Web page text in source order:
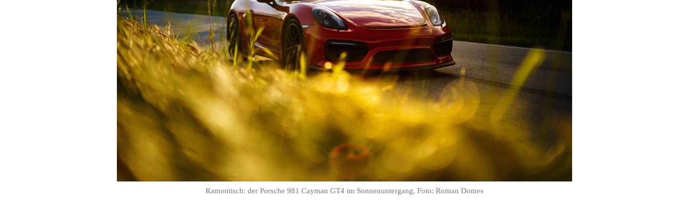
Ramontisch: der Porsche 981 Cayman GT4 im Sonnenuntergang. Foto: Roman Domes